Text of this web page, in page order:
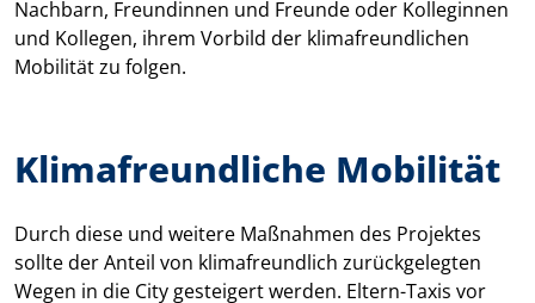
Nachbarn, Freundinnen und Freunde oder Kolleginnen
und Kollegen, ihrem Vorbild der klimafreundlichen
Mobilität zu folgen.
Klimafreundliche Mobilität
Durch diese und weitere Maßnahmen des Projektes
sollte der Anteil von klimafreundlich zurückgelegten
Wegen in die City gesteigert werden. Eltern-Taxis vor